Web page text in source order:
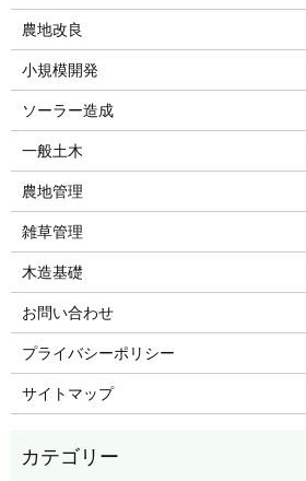
農地改良
小規模開発
ソーラー造成
一般土木
農地管理
雑草管理
木造基礎
お問い合わせ
プライバシーポリシー
サイトマップ